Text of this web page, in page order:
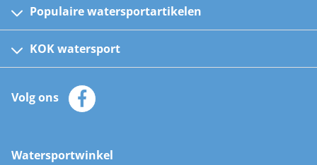
Populaire watersportartikelen
Kinder reddingsvesten
Automatische reddingsvesten
Zeilkleding
Zonnepanelen
AIS transponders
KOK watersport
Klantenservice
Merken
Volg ons
Watersportwinkel